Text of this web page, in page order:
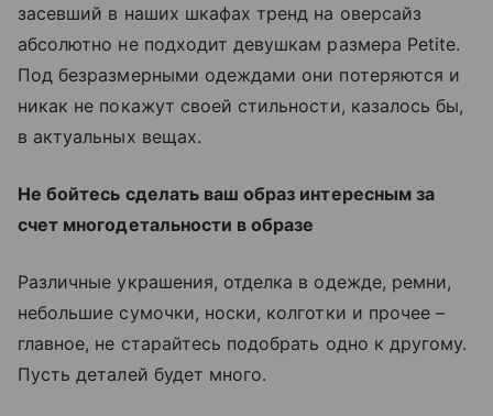
засевший в наших шкафах тренд на оверсайз
абсолютно не подходит девушкам размера Petite.
Под безразмерными одеждами они потеряются и
никак не покажут своей стильности, казалось бы,
в актуальных вещах.
Не бойтесь сделать ваш образ интересным за
счет многодетальности в образе
Различные украшения, отделка в одежде, ремни,
небольшие сумочки, носки, колготки и прочее–
главное, не старайтесь подобрать одно к другому.
Пусть деталей будет много.